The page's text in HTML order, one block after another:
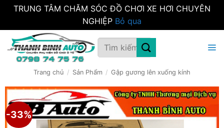
TRUNG TÂM CHĂM SÓC ĐỒ CHƠI XE HƠI CHUYÊN
NGHIỆP Bỏ qua
qua
Tìm
kiếm:
Trang chủ / Sản Phẩm / Gập gương lên xuống kính
-33%